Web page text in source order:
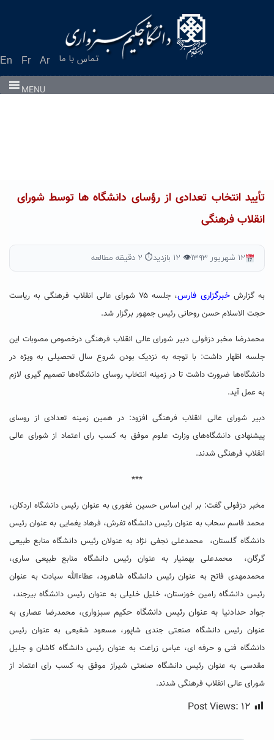
En Fr Ar تماس با ما
MENU
تأیید انتخاب تعدادی از رؤسای دانشگاه ها توسط شورای
انقلاب فرهنگی
۱۲ شهریور ۱۳۹۳ 👁 ۱۲ بازدید ⏱ ۲ دقیقه مطالعه
به گزارشخبرگزاری فارس
، جلسه ۷۵ شورای عالی انقلاب فرهنگی به ریاست
حجت الاسلام حسن روحانی رئیس جمهور برگزار شد.
محمدرضا مخبر دزفولی دبیر شورای عالی انقلاب فرهنگی درخصوص مصوبات این
جلسه اظهار داشت: با توجه به نزدیک بودن شروع سال تحصیلی به ویژه در
دانشگاه‌ها ضرورت داشت تا در زمینه انتخاب روسای دانشگاه‌ها تصمیم گیری لازم
به عمل آید.
دبیر شورای عالی انقلاب فرهنگی افزود: در همین زمینه تعدادی از روسای
پیشنهادی دانشگاه‌های وزارت علوم موفق به کسب رای اعتماد از شورای عالی
انقلاب فرهنگی شدند.
***
مخبر دزفولی گفت: بر این اساس حسین غفوری به عنوان رئیس دانشگاه اردکان،
محمد قاسم سحاب به عنوان رئیس دانشگاه تفرش، فرهاد یغمایی به عنوان رئیس
دانشگاه گلستان، محمدعلی نجفی نژاد به عنولان رئیس دانشگاه منابع طبیعی
گرگان، محمدعلی بهمنیار به عنوان رئیس دانشگاه منابع طبیعی ساری،
محمدمهدی فاتح به عنوان رئیس دانشگاه شاهرود، عطاءالله سیادت به عنوان
رئیس دانشگاه رامین خوزستان، خلیل خلیلی به عنوان رئیس دانشگاه بیرجند،
جواد حدادنیا به عنوان رئیس دانشگاه حکیم سبزواری، محمدرضا عصاری به
عنوان رئیس دانشگاه صنعتی جندی شاپور، مسعود شفیعی به عنوان رئیس
دانشگاه فنی و حرفه ای، عباس زراعت به عنوان رئیس دانشگاه کاشان و جلیل
مقدسی به عنوان رئیس دانشگاه صنعتی شیراز موفق به کسب رای اعتماد از
شورای عالی انقلاب فرهنگی شدند.
Post Views: ۱۲